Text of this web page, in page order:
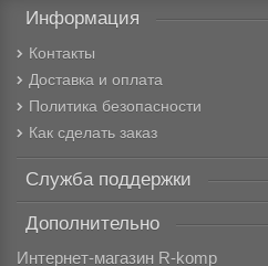
Информация
Контакты
Доставка и оплата
Политика безопасности
Как сделать заказ
Служба поддержки
Дополнительно
Интернет-магазин R-komp